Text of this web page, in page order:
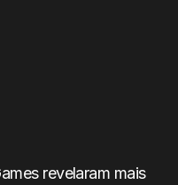
revelaram mais